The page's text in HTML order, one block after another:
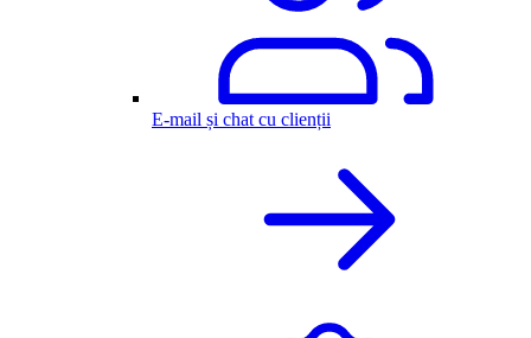
E-mail și chat cu clienții